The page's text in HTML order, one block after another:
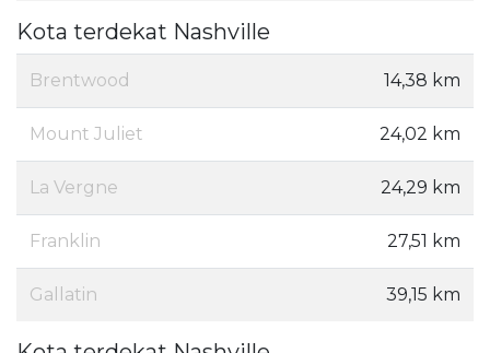
Kota terdekat Nashville
Brentwood 14,38 km
Mount Juliet 24,02 km
La Vergne 24,29 km
Franklin 27,51 km
Gallatin 39,15 km